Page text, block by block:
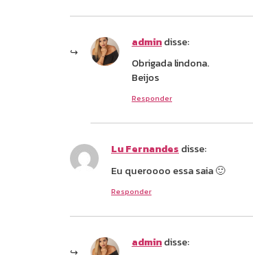
admindisse:
Obrigada lindona.
Beijos
Responder
Lu Fernandesdisse:
Eu queroooo essa saia 🙂
Responder
admindisse: